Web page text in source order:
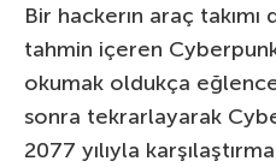
Bir hackerın araç takımı
tahmin içeren
okumak oldukça
sonra tekrarlayarak
2077 yılıyla